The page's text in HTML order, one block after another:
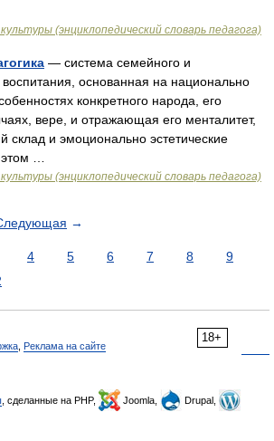
(энциклопедический словарь педагога)
— система семейного и
основанная на национально
конкретного народа, его
вере, и отражающая его менталитет,
склад и эмоционально эстетические
…
(энциклопедический словарь педагога)
→
4 5 6 7 8
9
18+
Реклама на сайте
, сделанные на PHP, Joomla,
Drupal,